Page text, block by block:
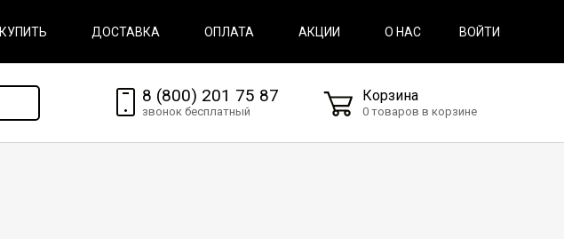
КУПИТЬ ДОСТАВКА ОПЛАТА АКЦИИ О НАС ВОЙТИ
8 (800) 201 75 87
звонок бесплатный
Корзина
0 товаров в корзине